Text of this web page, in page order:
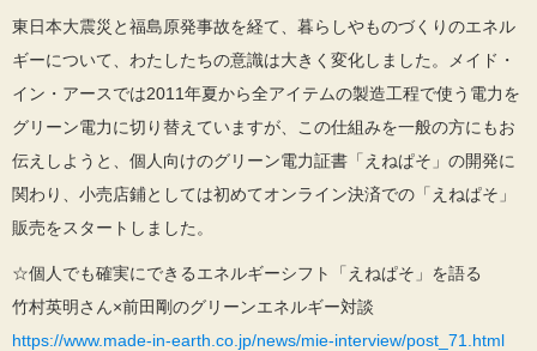
東日本大震災と福島原発事故を経て、暮らしやものづくりのエネル
ギーについて、わたしたちの意識は大きく変化しました。メイド・
イン・アースでは2011年夏から全アイテムの製造工程で使う電力を
グリーン電力に切り替えていますが、この仕組みを一般の方にもお
伝えしようと、個人向けのグリーン電力証書「えねぱそ」の開発に
関わり、小売店鋪としては初めてオンライン決済での「えねぱそ」
販売をスタートしました。
☆個人でも確実にできるエネルギーシフト「えねぱそ」を語る
竹村英明さん×前田剛のグリーンエネルギー対談
https://www.made-in-earth.co.jp/news/mie-interview/post_71.html